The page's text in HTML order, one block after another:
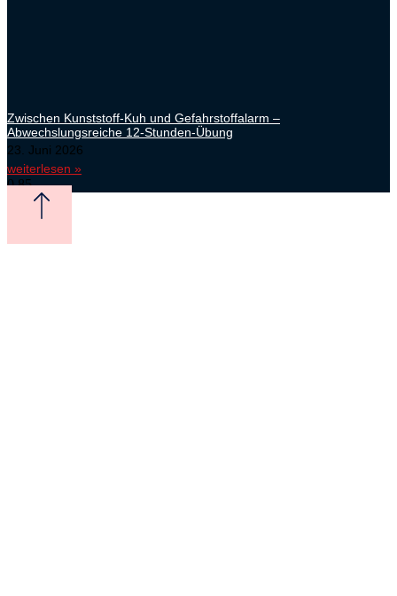
Zwischen Kunststoff-Kuh und Gefahrstoffalarm –
Abwechslungsreiche 12-Stunden-Übung
23. Juni 2026
weiterlesen »